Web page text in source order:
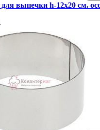
выпечки h-12х20 см.